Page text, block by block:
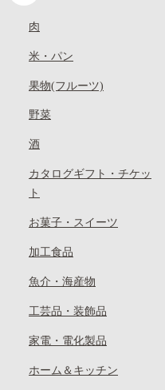
肉
米・パン
果物(フルーツ)
野菜
酒
カタログギフト・チケッ
ト
お菓子・スイーツ
加工食品
魚介・海産物
工芸品・装飾品
家電・電化製品
ホーム＆キッチン